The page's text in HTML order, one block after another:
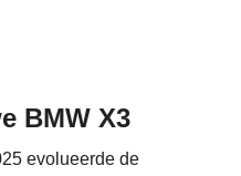
BMW X3
evolueerde de